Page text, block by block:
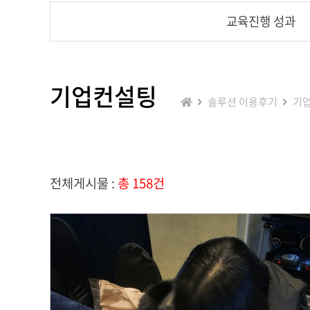
교육진행 성과
기업컨설팅 솔루션 이용후기 기
전체게시물 : 총 158건